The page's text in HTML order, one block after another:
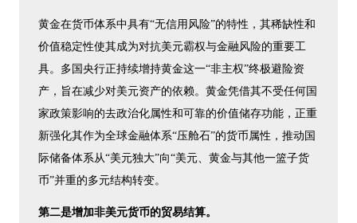
黄金在货币体系中具有“无信用风险”的特性，其稀缺性和
价值稳定性使其成为对抗美元霸权与金融风险的重要工
具。多国央行正持续增持黄金这一“非主权”终极避险资
产，旨在减少对美元资产的依赖。黄金凭借其不受任何国
家政策影响的去政治化属性和可靠的价值储存功能，正重
新强化其作为全球金融体系“压舱石”的货币属性，推动国
际储备体系从“美元独大”向“美元、黄金与其他一篮子货
币”并重的多元结构转变。
第二是增加非美元货币的贸易结算。